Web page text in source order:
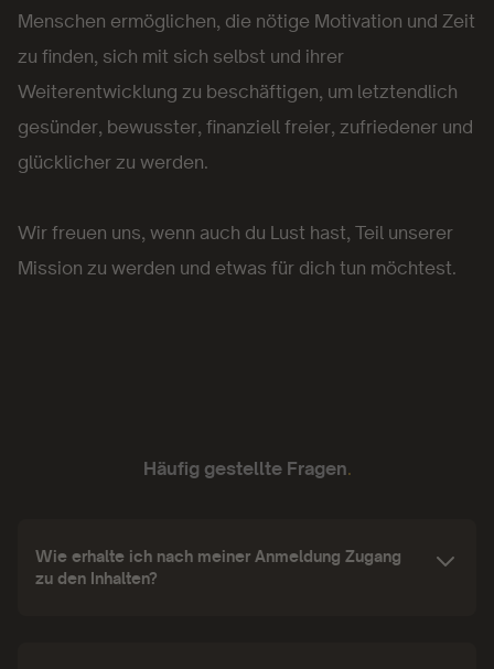
Menschen ermöglichen, die nötige Motivation und Zeit
zu finden, sich mit sich selbst und ihrer
Weiterentwicklung zu beschäftigen, um letztendlich
gesünder, bewusster, finanziell freier, zufriedener und
glücklicher zu werden.
Wir freuen uns, wenn auch du Lust hast, Teil unserer
Mission zu werden und etwas für dich tun möchtest.
Häufig gestellte Fragen.
Wie erhalte ich nach meiner Anmeldung Zugang
zu den Inhalten?